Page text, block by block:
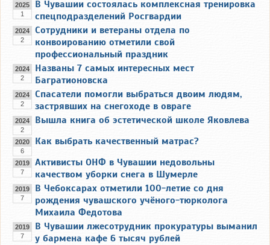
2025
1
В Чувашии состоялась комплексная тренировка
спецподразделений Росгвардии
2024
2
Сотрудники и ветераны отдела по
конвоированию отметили свой
профессиональный праздник
2024
2
Названы 7 самых интересных мест
Багратионовска
2024
2
Спасатели помогли выбраться двоим людям,
застрявших на снегоходе в овраге
2024
2
Вышла книга об эстетической школе Яковлева
2020
6
Как выбрать качественный матрас?
2019
7
Активисты ОНФ в Чувашии недовольны
качеством уборки снега в Шумерле
2019
7
В Чебоксарах отметили 100-летие со дня
рождения чувашского учёного-тюрколога
Михаила Федотова
2019
7
В Чувашии лжесотрудник прокуратуры выманил
у бармена кафе 6 тысяч рублей